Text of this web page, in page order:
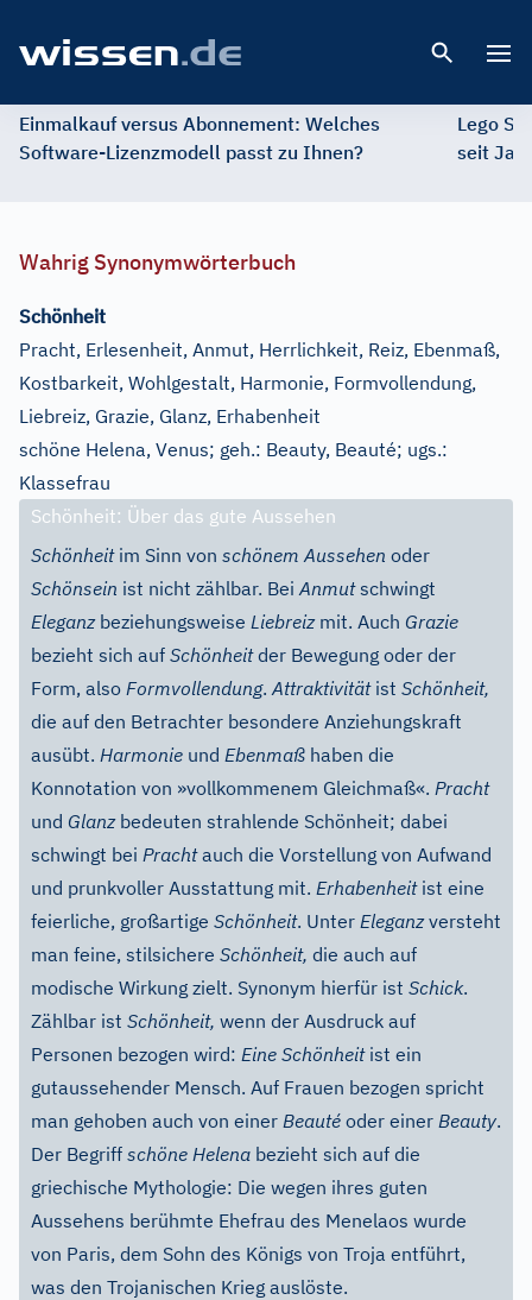
Einmalkauf versus Abonnement: Welches
Software-Lizenzmodell passt zu Ihnen?
Lego
seit
Wahrig Synonymwörterbuch
Schönheit
Pracht, Erlesenheit, Anmut, Herrlichkeit, Reiz, Ebenmaß,
Kostbarkeit, Wohlgestalt, Harmonie, Formvollendung,
Liebreiz, Grazie, Glanz, Erhabenheit
schöne Helena, Venus; geh.: Beauty, Beauté; ugs.:
Klassefrau
Schönheit: Über das gute Aussehen
Schönheitim Sinn von schönem Aussehen oder
Schönsein ist nicht zählbar. BeiAnmutschwingt
Eleganzbeziehungsweise Liebreizmit. Auch Grazie
bezieht sich auf Schönheitder Bewegung oder der
Form, also Formvollendung.Attraktivitätist Schönheit,
die auf den Betrachter besondere Anziehungskraft
ausübt. Harmonie und Ebenmaß haben die
Konnotation von »vollkommenem Gleichmaß«. Pracht
und Glanzbedeuten strahlende Schönheit; dabei
schwingt bei Prachtauch die Vorstellung von Aufwand
und prunkvoller Ausstattung mit. Erhabenheitist eine
feierliche, großartige Schönheit. Unter Eleganzversteht
man feine, stilsichere Schönheit, die auch auf
modische Wirkung zielt. Synonym hierfür ist Schick.
Zählbar ist Schönheit, wenn der Ausdruck auf
Personen bezogen wird: Eine Schönheitist ein
gutaussehender Mensch. Auf Frauen bezogen spricht
man gehoben auch von einer Beauté oder einer Beauty.
Der Begriff schöne Helena bezieht sich auf die
griechische Mythologie: Die wegen ihres guten
Aussehens berühmte Ehefrau des Menelaos wurde
von Paris, dem Sohn des Königs von Troja entführt,
was den Trojanischen Krieg auslöste.